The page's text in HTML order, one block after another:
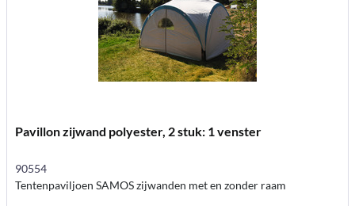
Pavillon zijwand polyester, 2 stuk: 1 venster
90554
Tentenpaviljoen SAMOS zijwanden met en zonder raam